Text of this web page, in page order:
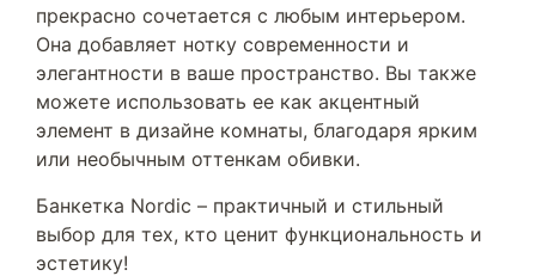
прекрасно сочетается с любым интерьером.
Она добавляет нотку современности и
элегантности в ваше пространство. Вы также
можете использовать ее как акцентный
элемент в дизайне комнаты, благодаря ярким
или необычным оттенкам обивки.
Банкетка Nordic – практичный и стильный
выбор для тех, кто ценит функциональность и
эстетику!